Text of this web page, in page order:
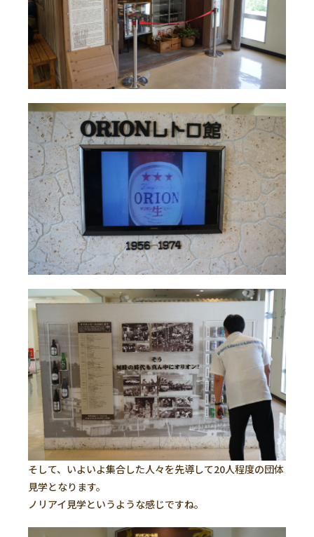
そして、いよいよ集合した人々を先導して20人程度の団体
見学となります。
ノリアイ見学というような感じですね。